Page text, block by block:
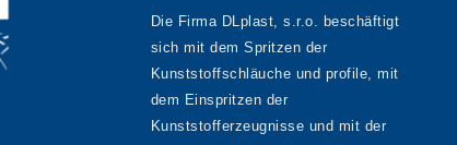
Die Firma DLplast, s.r.o. beschäftigt
sich mit dem Spritzen der
Kunststoffschläuche und profile, mit
dem Einspritzen der
Kunststofferzeugnisse und mit der